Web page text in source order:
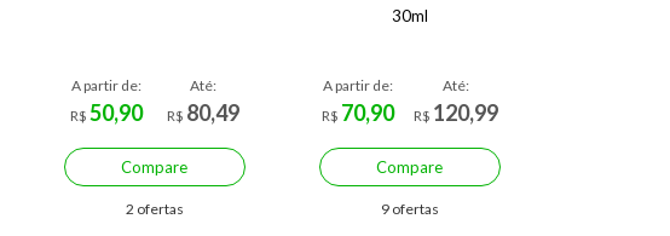
A partir de:
R$50,90
Até:
R$ 80,49
Compare
2 ofertas
30ml
A partir de:
R$ 70,90
Até:
R$ 120,99
Compare
9 ofertas